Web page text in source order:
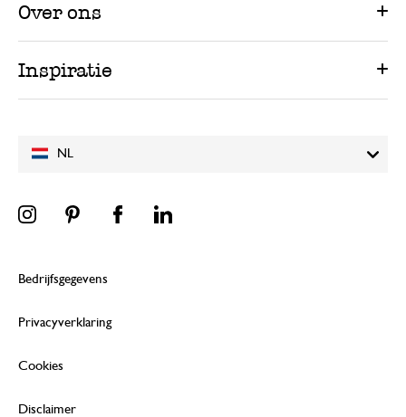
NL
Over ons
Inspiratie
Bedrijfsgegevens
Privacyverklaring
Cookies
Disclaimer